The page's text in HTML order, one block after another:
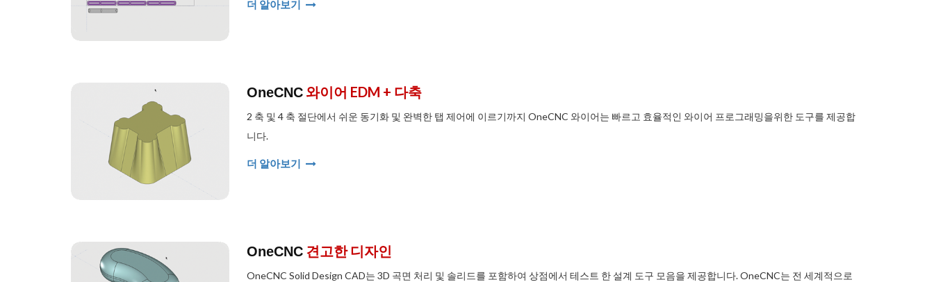
더 알아보기
OneCNC 와이어 EDM + 다축
2 축 및 4 축 절단에서 쉬운 동기화 및 완벽한 탭 제어에 이르기까지 OneCNC 와이어는 빠르고 효율적인 와이어 프로그래밍을위한 도구를 제공합
니다.
더 알아보기
OneCNC 견고한 디자인
OneCNC Solid Design CAD는 3D 곡면 처리 및 솔리드를 포함하여 상점에서 테스트 한 설계 도구 모음을 제공합니다. OneCNC는 전 세계적으로